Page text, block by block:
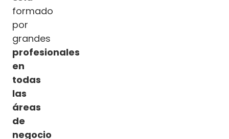
formado
por
grandes
profesionales
en
todas
las
áreas
de
negocio